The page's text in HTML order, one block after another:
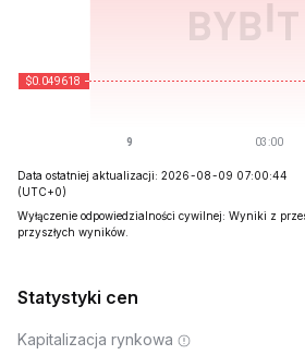
Data ostatniej aktualizacji: 2026-08-09 07:00:44
(UTC+0)
Wyłączenie odpowiedzialności cywilnej: Wyniki z
przyszłych wyników.
Statystyki cen
Kapitalizacja rynkowa